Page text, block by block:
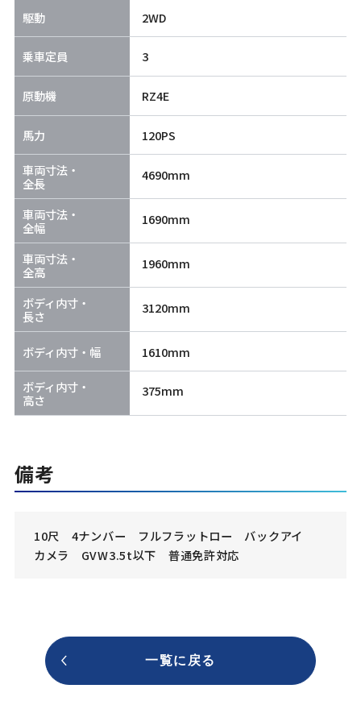
駆動 2WD
乗車定員 3
原動機 RZ4E
馬力 120PS
車両寸法・
全長
4690mm
車両寸法・
全幅
1690mm
車両寸法・
全高
1960mm
ボディ内寸・
長さ
3120mm
ボディ内寸・幅 1610mm
ボディ内寸・
高さ
375mm
備考
10尺 4ナンバー フルフラットロー バックアイ
カメラ GVW3.5t以下 普通免許対応
一覧に戻る